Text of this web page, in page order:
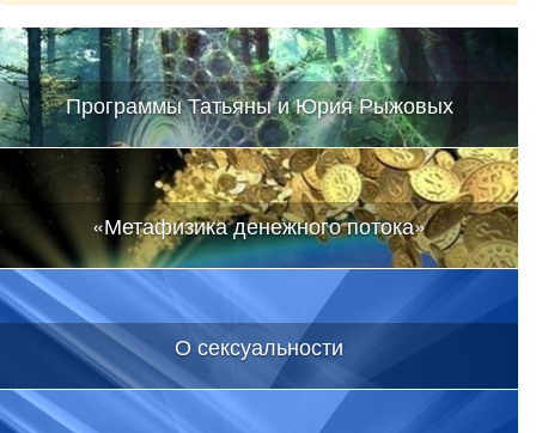
Программы Татьяны и Юрия Рыжовых
«Метафизика денежного потока»
О сексуальности